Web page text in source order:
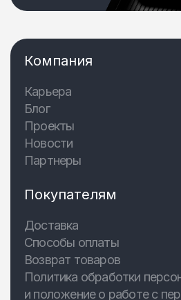
Компания
Карьера
Блог
Проекты
Новости
Партнеры
Покупателям
Доставка
Способы оплаты
Возврат товаров
Политика обработки
и положение о работе с